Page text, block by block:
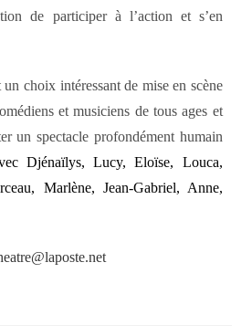
de participer à l’action et s’en
choix intéressant de mise en scène
et musiciens de tous ages et
un spectacle profondément humain
Djénaïlys, Lucy, Eloïse, Louca,
Marlène, Jean-Gabriel, Anne,